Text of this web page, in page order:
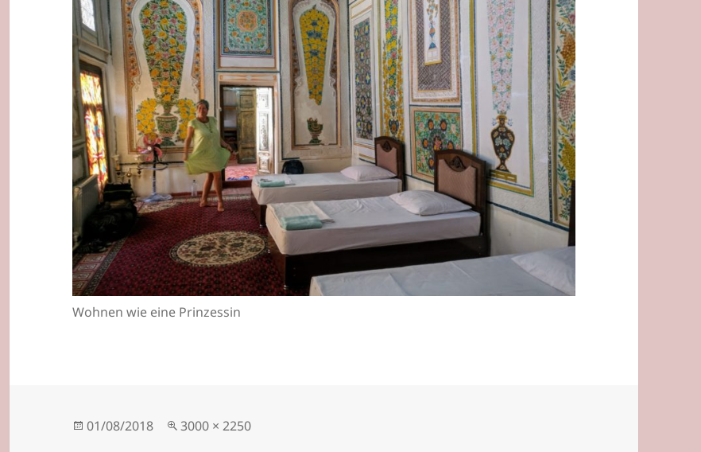
Wohnen wie eine Prinzessin
Veröffentlicht
01/08/2018 Originalgröße
3000 × 2250